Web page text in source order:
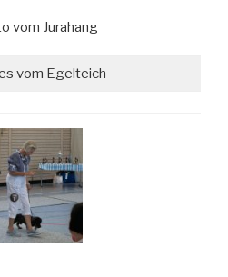
vom Jurahang
vom Egelteich